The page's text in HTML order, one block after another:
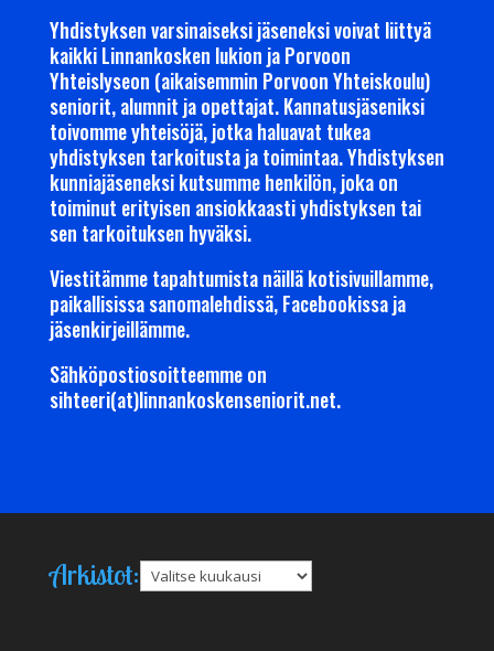
Yhdistyksen varsinaiseksi jäseneksi voivat liittyä
kaikki Linnankosken lukion ja Porvoon
Yhteislyseon (aikaisemmin Porvoon Yhteiskoulu)
seniorit, alumnit ja opettajat. Kannatusjäseniksi
toivomme yhteisöjä, jotka haluavat tukea
yhdistyksen tarkoitusta ja toimintaa. Yhdistyksen
kunniajäseneksi kutsumme henkilön, joka on
toiminut erityisen ansiokkaasti yhdistyksen tai
sen tarkoituksen hyväksi.
Viestitämme tapahtumista näillä kotisivuillamme,
paikallisissa sanomalehdissä, Facebookissa ja
jäsenkirjeillämme.
Sähköpostiosoitteemme on
sihteeri(at)linnankoskenseniorit.net.
Arkistot: Arkistot